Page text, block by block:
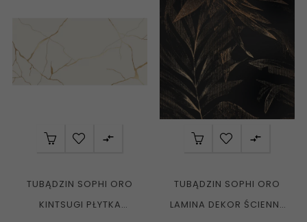

TUBĄDZIN SOPHI ORO
KINTSUGI PŁYTKA

TUBĄDZIN SOPHI ORO
LAMINA DEKOR ŚCIENNY